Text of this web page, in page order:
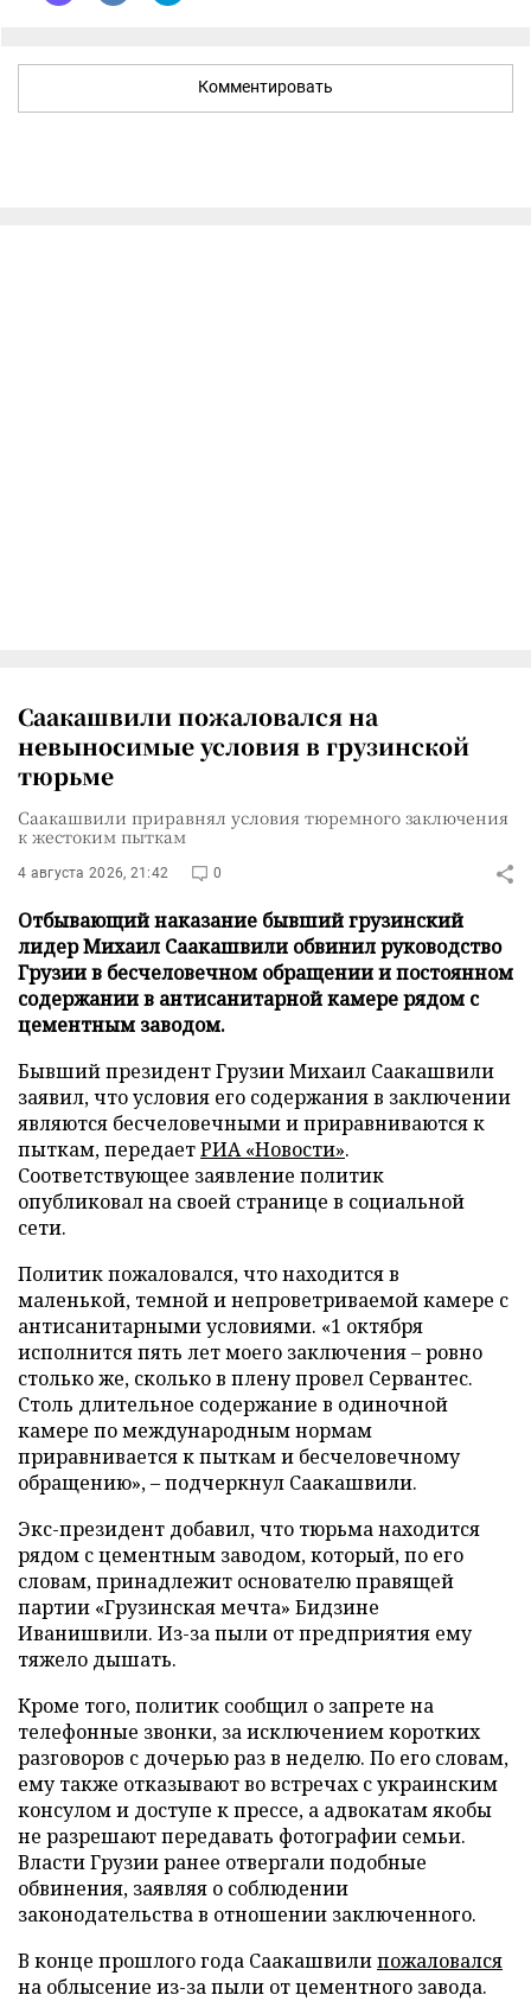
Комментировать
Саакашвили пожаловался на
невыносимые условия в грузинской
тюрьме
Саакашвили приравнял условия тюремного заключения
к жестоким пыткам
4 августа 2026, 21:42 0
Отбывающий наказание бывший грузинский
лидер Михаил Саакашвили обвинил руководство
Грузии в бесчеловечном обращении и постоянном
содержании в антисанитарной камере рядом с
цементным заводом.
Бывший президент Грузии Михаил Саакашвили
заявил, что условия его содержания в заключении
являются бесчеловечными и приравниваются к
пыткам, передаетРИА «Новости».
Соответствующее заявление политик
опубликовал на своей странице в социальной
сети.
Политик пожаловался, что находится в
маленькой, темной и непроветриваемой камере с
антисанитарными условиями. «1 октября
исполнится пять лет моего заключения – ровно
столько же, сколько в плену провел Сервантес.
Столь длительное содержание в одиночной
камере по международным нормам
приравнивается к пыткам и бесчеловечному
обращению», – подчеркнул Саакашвили.
Экс-президент добавил, что тюрьма находится
рядом с цементным заводом, который, по его
словам, принадлежит основателю правящей
партии «Грузинская мечта» Бидзине
Иванишвили. Из-за пыли от предприятия ему
тяжело дышать.
Кроме того, политик сообщил о запрете на
телефонные звонки, за исключением коротких
разговоров с дочерью раз в неделю. По его словам,
ему также отказывают во встречах с украинским
консулом и доступе к прессе, а адвокатам якобы
не разрешают передавать фотографии семьи.
Власти Грузии ранее отвергали подобные
обвинения, заявляя о соблюдении
законодательства в отношении заключенного.
В конце прошлого года Саакашвилипожаловался
на облысение из-за пыли от цементного завода.